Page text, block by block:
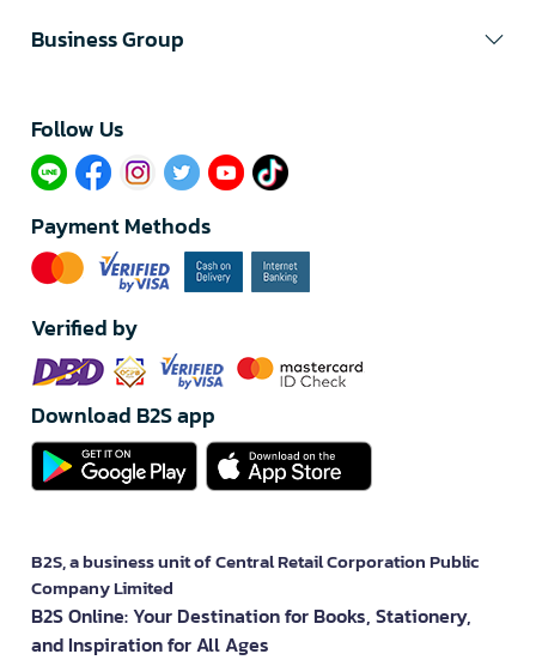
Business Group
Follow Us​
Payment Methods
Verified by
Download B2S app
B2S, a business unit of Central Retail Corporation Public
Company Limited
B2S Online: Your Destination for Books, Stationery,
and Inspiration for All Ages